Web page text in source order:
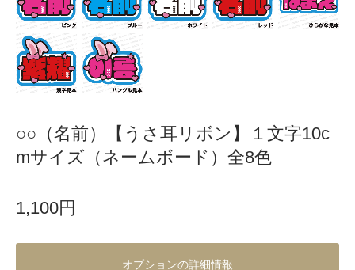
○○（名前）【うさ耳リボン】１文字10c
mサイズ（ネームボード）全8色
1,100円
オプションの詳細情報